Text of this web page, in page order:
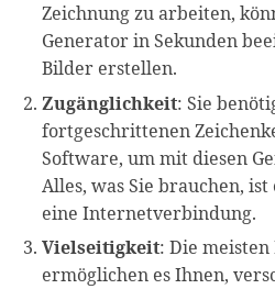
Zeichnung zu arbeiten,
Generator in Sekunden
Bilder erstellen.
Zugänglichkeit: Sie
fortgeschrittenen
Software, um mit diesen
Alles, was Sie brauchen,
eine Internetverbindung.
Vielseitigkeit: Die
ermöglichen es Ihnen,